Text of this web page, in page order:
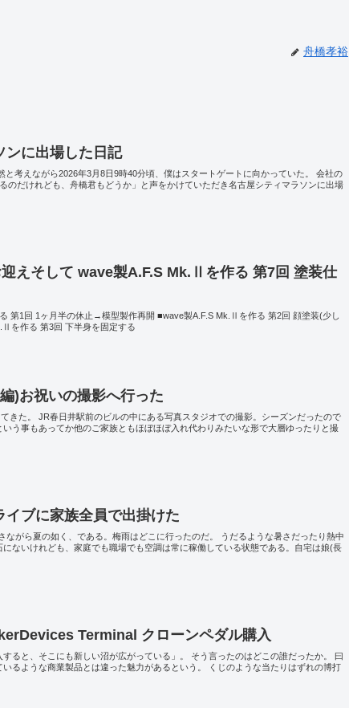
舟橋孝裕
ンに出場した日記
と考えながら2026年3月8日9時40分頃、僕はスタートゲートに向かっていた。 会社の
のだけれども、舟橋君もどうか」と声をかけていただき名古屋シティマラソンに出場
えそして wave製A.F.S Mk.Ⅱを作る 第7回 塗装仕
第1回 1ヶ月半の休止→模型製作再開 ■wave製A.F.S Mk.Ⅱを作る 第2回 顔塗装(少し
を作る 第3回 下半身を固定する
)お祝いの撮影へ行った
きた。 JR春日井駅前のビルの中にある写真スタジオでの撮影。シーズンだったので
う事もあってか他のご家族ともほぼほぼ入れ代わりみたいな形で大層ゆったりと撮
イブに家族全員で出掛けた
ながら夏の如く、である。梅雨はどこに行ったのだ。 うだるような暑さだったり熱中
ないけれども、家庭でも職場でも空調は常に稼働している状態である。自宅は娘(長
Terminal クローンペダル購入
すると、そこにも新しい沼が広がっている」。 そう言ったのはどこの誰だったか。 曰
いるような商業製品とは違った魅力があるという。 くじのような当たりはずれの博打